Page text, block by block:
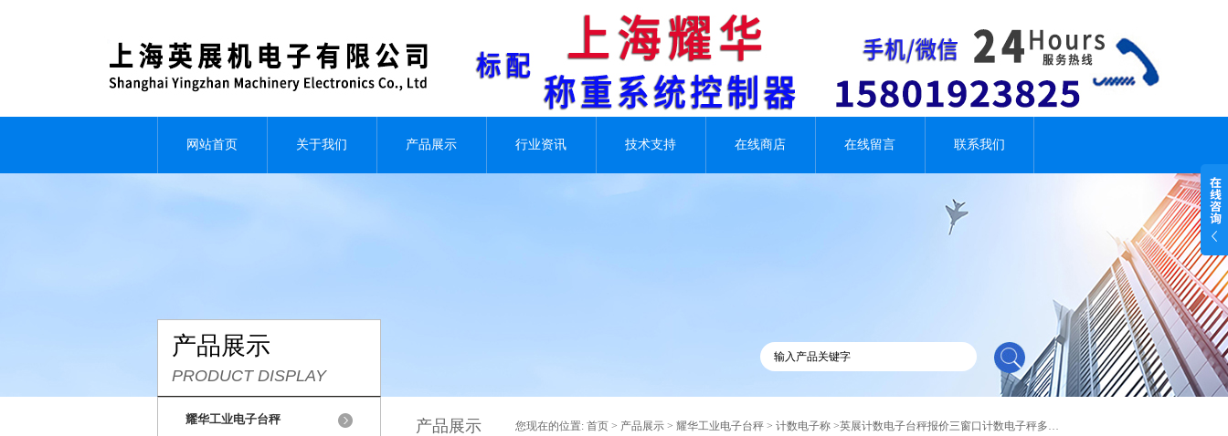
网站首页 关于我们 产品展示 行业资讯 技术支持 在线商店 在线留言 联系我们
产品展示
PRODUCT DISPLAY
耀华工业电子台秤 产品展示 您现在的位置: 首页 > 产品展示 > 耀华工业电子台秤 > 计数电子称 >英展计数电子台秤报价三窗口计数电子秤多少钱